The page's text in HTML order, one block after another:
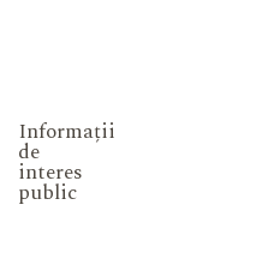
Informații
de
interes
public